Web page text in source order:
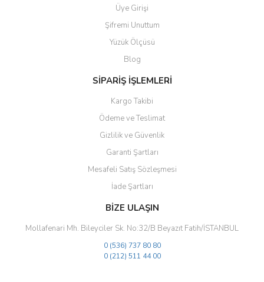
Ürün açıklamasında eksik bilgiler bulunuyor.
Ürün bilgilerinde hatalar bulunuyor.
Ürün fiyatı diğer sitelerden daha pahalı.
Bu ürüne benzer farklı alternatifler olmalı.
Gönder
Üye Girişi
Şifremi Unuttum
Yüzük Ölçüsü
Blog
SİPARİŞ İŞLEMLERİ
Kargo Takibi
Ödeme ve Teslimat
Gizlilik ve Güvenlik
Garanti Şartları
Mesafeli Satış Sözleşmesi
İade Şartları
BİZE ULAŞIN
Mollafenari Mh. Bileyciler Sk. No:32/B Beyazıt Fatih/İSTANBUL
0 (536) 737 80 80
0 (212) 511 44 00